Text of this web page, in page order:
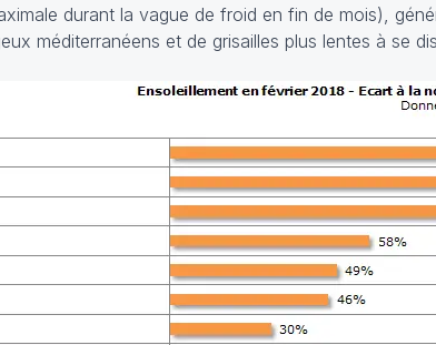
durant la vague de froid en fin de mois),
méditerranéens et de grisailles plus lentes à se